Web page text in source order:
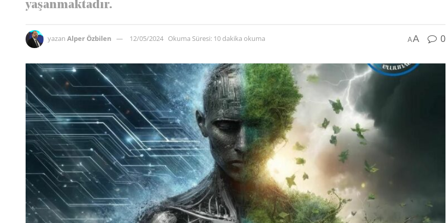
yaşanmaktadır.
yazan Alper Özbilen 12/05/2024 Okuma Süresi: 10 dakika okuma AA 0